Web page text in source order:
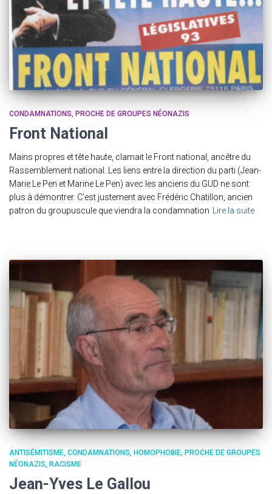
CONDAMNATIONS PROCHE DE GROUPES NÉONAZIS
Front National
Mains propres et tête haute, clamait le Front national, ancêtre du
Rassemblement national. Les liens entre la direction du parti (Jean-
Marie Le Pen et Marine Le Pen) avec les anciens du GUD ne sont
plus à démontrer. C’est justement avec Frédéric Chatillon, ancien
patron du groupuscule que viendra la condamnation Lire la suite
ANTISÉMITISME CONDAMNATIONS HOMOPHOBIE PROCHE DE GROUPES
NÉONAZIS
RACISME
Jean-Yves Le Gallou